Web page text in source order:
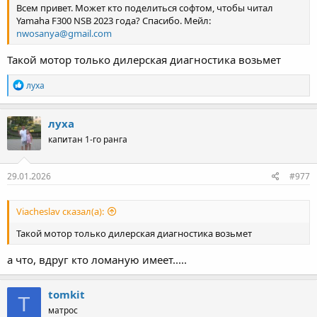
Всем привет. Может кто поделиться софтом, чтобы читал
Yamaha F300 NSB 2023 года? Спасибо. Мейл:
nwosanya@gmail.com
Такой мотор только дилерская диагностика возьмет
Р
е
а
к
ц
и
и
:
луха
луха
капитан 1-го ранга
29.01.2026 #977
Viacheslav сказал(а):
Такой мотор только дилерская диагностика возьмет
а что, вдруг кто ломаную имеет.....
T tomkit
матрос